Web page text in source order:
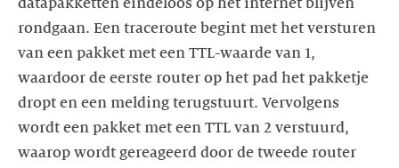
datapakketten eindeloos op het internet blijven
rondgaan. Een traceroute begint met het versturen
van een pakket met een TTL-waarde van 1,
waardoor de eerste router op het pad het pakketje
dropt en een melding terugstuurt. Vervolgens
wordt een pakket met een TTL van 2 verstuurd,
waarop wordt gereageerd door de tweede router